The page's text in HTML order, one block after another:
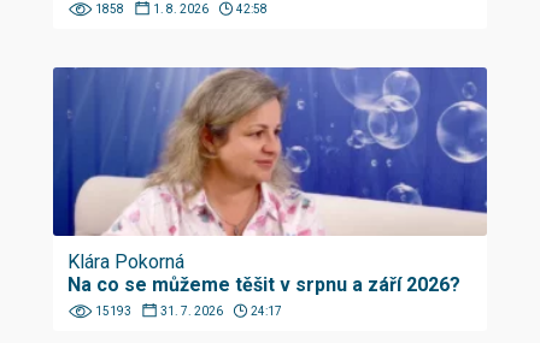
1858 1. 8. 2026 42:58
Klára Pokorná
Na co se můžeme těšit v srpnu a září 2026?
15193 31. 7. 2026 24:17